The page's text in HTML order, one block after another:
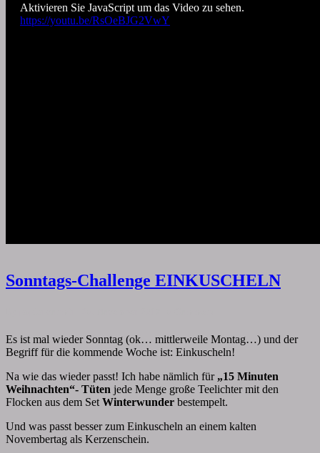
Aktivieren Sie JavaScript um das Video zu sehen.
https://youtu.be/RsOeBJG2VwY
Sonntags-
Challenge
Sonntags-Challenge EINKUSCHELN
Es ist mal wieder Sonntag (ok… mittlerweile Montag…) und der
Begriff für die kommende Woche ist: Einkuscheln!
Na wie das wieder passt! Ich habe nämlich für „15 Minuten
Weihnachten“- Tüten jede Menge große Teelichter mit den
Flocken aus dem Set Winterwunder bestempelt.
Und was passt besser zum Einkuscheln an einem kalten
Novembertag als Kerzenschein.